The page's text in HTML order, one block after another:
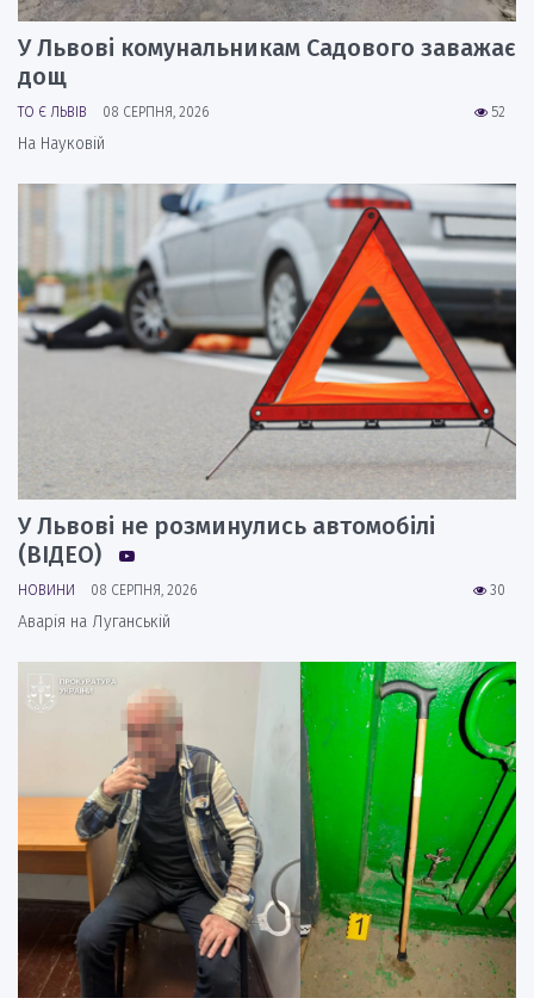
У Львові комунальникам Садового заважає
дощ
52
ТО Є ЛЬВІВ 08 СЕРПНЯ, 2026
На Науковій
У Львові не розминулись автомобілі
(ВІДЕО)
30
НОВИНИ 08 СЕРПНЯ, 2026
Аварія на Луганській